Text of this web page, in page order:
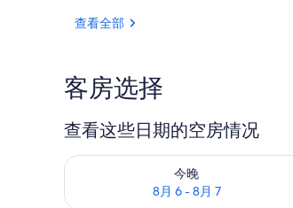
查看全部
客房选择
查看这些日期的空房情况
今晚
8月 6 - 8月 7
查看今晚的空房情况：8月 6 - 8月 7